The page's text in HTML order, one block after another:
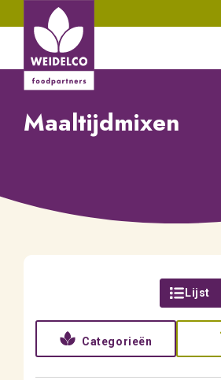
Maaltijdmixen
Lijst
Categorieën